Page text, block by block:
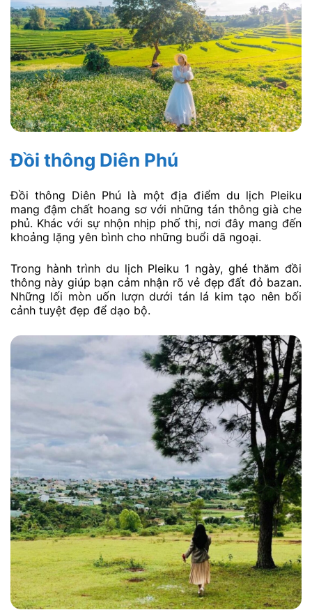
Đồi thông Diên Phú
Đồi thông Diên Phú là một địa điểm du lịch Pleiku
mang đậm chất hoang sơ với những tán thông già che
phủ. Khác với sự nhộn nhịp phố thị, nơi đây mang đến
khoảng lặng yên bình cho những buổi dã ngoại.
Trong hành trình du lịch Pleiku 1 ngày, ghé thăm đồi
thông này giúp bạn cảm nhận rõ vẻ đẹp đất đỏ bazan.
Những lối mòn uốn lượn dưới tán lá kim tạo nên bối
cảnh tuyệt đẹp để dạo bộ.